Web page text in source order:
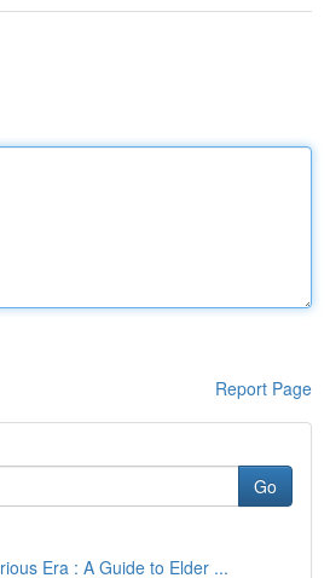
Report Page
Go
Era : A Guide to Elder ...